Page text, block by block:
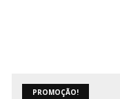
PROMOÇÃO!